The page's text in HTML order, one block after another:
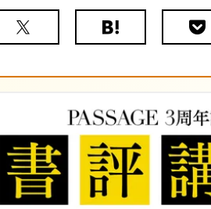
X（旧
は
ク
マ
ー
ク